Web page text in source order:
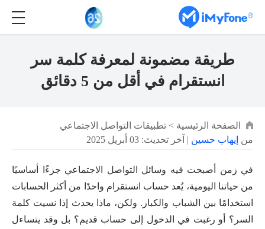
طريقة مضمونة لمعرفة كلمة سر
انستقرام في أقل من 5 دقائق
الصفحة الرئيسية > تطبيقات التواصل الاجتماعي
من إيهاب حسين | آخر تحديث: 03 أبريل 2025
في زمن أصبحت فيه وسائل التواصل الاجتماعي جزءًا أساسيًا
من حياتنا اليومية، يُعد حساب انستقرام واحدًا من أكثر الحسابات
استخدامًا بين الشباب والكبار. ولكن، ماذا يحدث إذا نسيت كلمة
السر؟ أو رغبت في الدخول إلى حساب قديم؟ بل وقد يتساءل